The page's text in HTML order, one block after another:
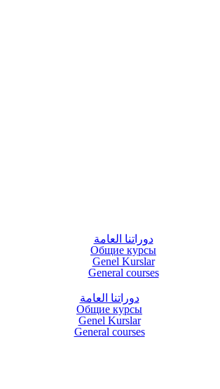
دوراتنا العامة
Общие курсы
Genel Kurslar
General courses
دوراتنا العامة
Общие курсы
Genel Kurslar
General courses